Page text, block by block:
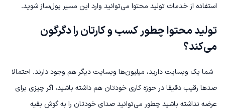
استفاده از خدمات تولید محتوا می‌توانید وارد این مسیر پول‌ساز شوید.
تولید محتوا چطور کسب و کارتان را دگرگون
می‌کند؟
شما یک وبسایت دارید، میلیون‌ها وبسایت دیگر هم وجود دارند. احتمالا
صدها رقیب دقیقا در حوزه کاری خودتان هم داشته باشید، اگر چیزی برای
عرضه نداشته باشید چطور می‌توانید صدای خودتان را به گوش بقیه